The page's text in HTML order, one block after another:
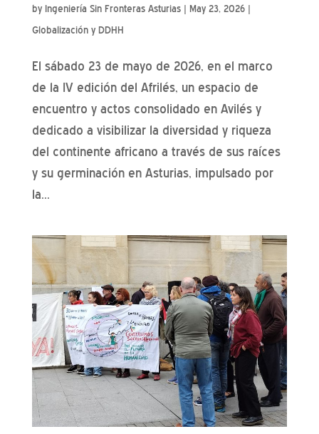
by Ingeniería Sin Fronteras Asturias| May 23, 2026|
Globalización y DDHH
El sábado 23 de mayo de 2026, en el marco
de la IV edición del Afrilés, un espacio de
encuentro y actos consolidado en Avilés y
dedicado a visibilizar la diversidad y riqueza
del continente africano a través de sus raíces
y su germinación en Asturias, impulsado por
la...